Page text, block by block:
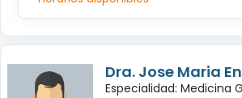
Dra. Jose Maria
Especialidad: Medicina